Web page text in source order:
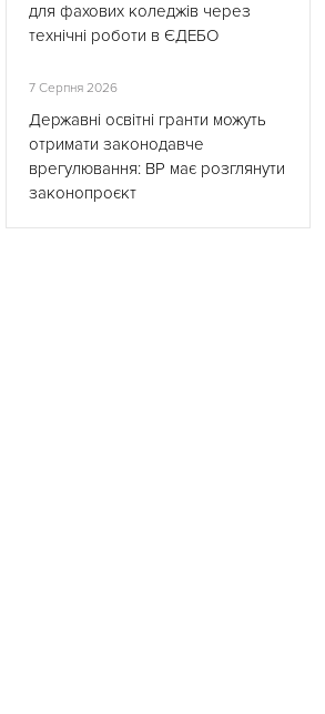
для фахових коледжів через
технічні роботи в ЄДЕБО
7 Серпня 2026
Державні освітні гранти можуть
отримати законодавче
врегулювання: ВР має розглянути
законопроєкт